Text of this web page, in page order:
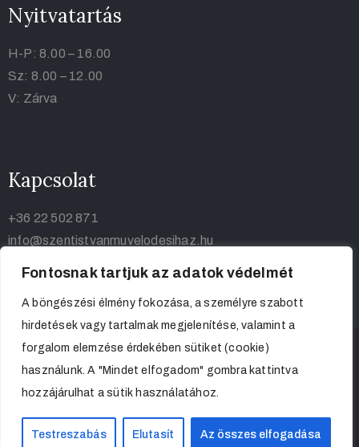
Fontosnak tartjuk az adatok védelmét
A böngészési élmény fokozása, a személyre szabott
hirdetések vagy tartalmak megjelenítése, valamint a
forgalom elemzése érdekében sütiket (cookie)
használunk. A "Mindet elfogadom" gombra kattintva
hozzájárulhat a sütik használatához.
Testreszabás Elutasít Az összes elfogadása
Nyitvatartás
H-P: 8.00 – 16.00
Sz: 8.00 – 12.00
V: Zárva
Kapcsolat
+36 22 502 871
info@szentistvanmuvelodesihaz.hu
Szent István Művelődési Haz 2023. ©